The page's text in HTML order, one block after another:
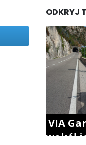
ODKRYJ
VIA
wokół